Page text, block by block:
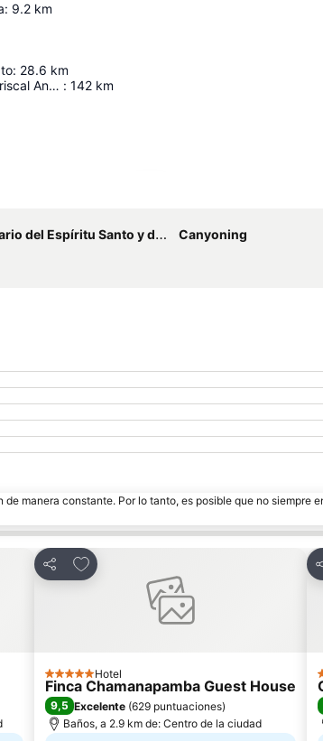
: 9.2 km
: 28.6 km
Aeropuerto Internacional Mariscal Antonio José de Sucre : 142 km
Espíritu Santo y de Nuestra Señora de Guadalupe
Canyoning
manera constante. Por lo tanto, es posible que no siempre
Compartir
Agregar a favoritos
5 EstrellasHotel
Finca Chamanapamba Guest House
9,5 Excelente (629 puntuaciones)
Baños, a 2.9 km de: Centro de la ciudad